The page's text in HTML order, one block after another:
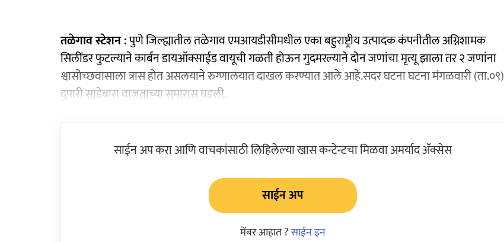
तळेगाव स्टेशन :पुणे जिल्ह्यातील तळेगाव एमआयडीसीमधील एका बहुराष्ट्रीय उत्पादक कंपनीतील अग्निशामक
सिलींडर फुटल्याने कार्बन डायऑक्साईड वायूची गळती होऊन गुदमरल्याने दोन जणांचा मृत्यू झाला तर २ जणांना
श्वासोच्छवासाला त्रास होत असलयाने रुग्णालयात दाखल करण्यात आले आहे.सदर घटना घटना मंगळवारी (ता.०९)
दुपारी साडेबारा वाजताच्या सुमारास घडली.
साईन अप करा आणि वाचकांसाठी लिहिलेल्या खास कन्टेन्टचा मिळवा अमर्याद ॲक्सेस
साईन अप
मेंबर आहात ?साईन इन